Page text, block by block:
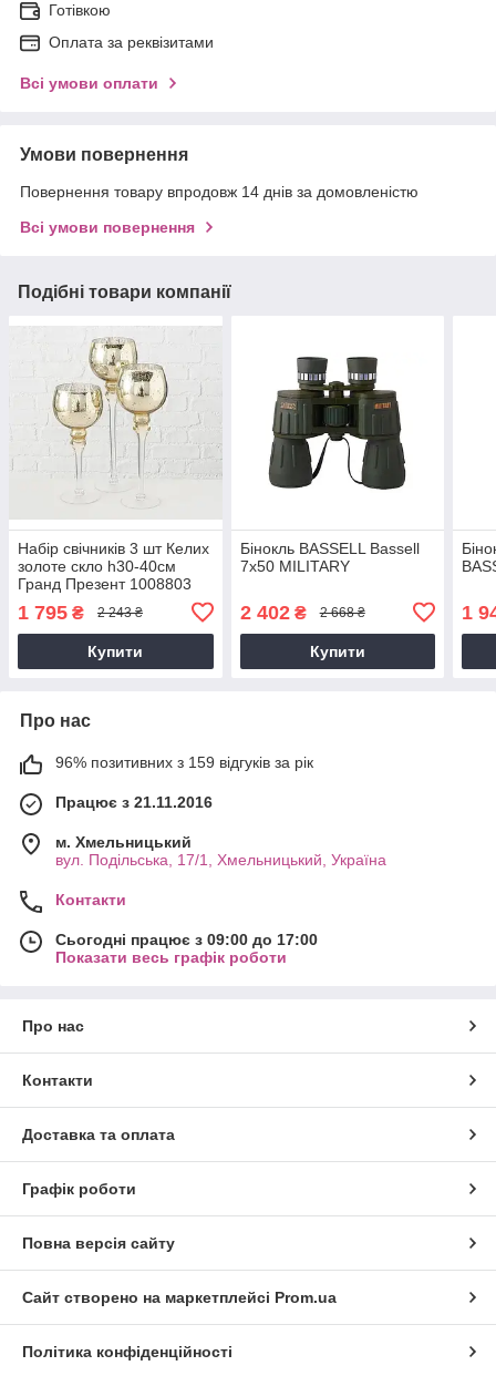
Готівкою
Оплата за реквізитами
Всі умови оплати
Умови повернення
Повернення товару впродовж 14 днів за домовленістю
Всі умови повернення
Подібні товари компанії
Набір свічників 3 шт Келих
золоте скло h30-40см
Гранд Презент 1008803
1 795 ₴ 2 243 ₴
Купити
Бінокль BASSELL Bassell
7x50 MILITARY
2 402₴ 2 668 ₴
Купити
1
Про нас
96% позитивних з 159 відгуків за рік
Працює з 21.11.2016
м. Хмельницький
вул. Подільська, 17/1, Хмельницький, Україна
Контакти
Сьогодні працює з 09:00 до 17:00
Показати весь графік роботи
Про нас
Контакти
Доставка та оплата
Графік роботи
Повна версія сайту
Сайт створено на маркетплейсі Prom.ua
Політика конфіденційності